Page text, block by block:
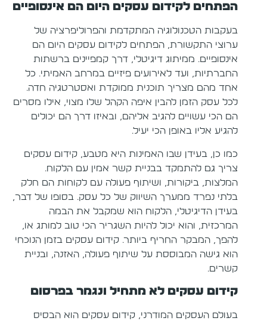
הפתחים לקידום עסקים היום הם אינסופיים
בעקבות הטכנולוגיה המתקדמת והפרוליפרציה של
ערוצי התקשורת, הפתחים לקידום עסקים היום הם
אינסופיים. ממיתוג דיגיטלי, דרך קמפיינים ברשתות
החברתיות, ועד לאירועים פיזיים במרחב האמיתי. כל
אחד מהם מצריך תוכנית ממוקדת ואסטרטגיה חדה.
לכל עסק הזמן להבין איפה הקהל שלו מצוי, אילו מסרים
הם הכי עשויים להגיב אליהם, ובאיזו דרך הם יכולים
להגיע אליו באופן הכי יעיל.
כמו כן, בעידן שבו האמינות היא מטבע, קידום עסקים
צריך גם להתמקד בבניית קשר אמין עם הלקוח.
המלצות, ביקורות, ושיתוף פעולה עם לקוחות הם חלק
בלתי נפרד ממערך השיווק של כל עסק. בסופו של דבר,
בעידן הדיגיטלי, הלקוח הוא שמקבל את הבמה
המרכזית, והוא יכול להיות השגריר הכי טוב למותג או,
להפך, המבקר החריף ביותר. קידום עסקים בזמן הנוכחי
הוא גישה המבוססת על שיתוף פעולה, האזנה, ובניית
קשרים.
קידום עסקים לא מתחיל ונגמר בפרסום
בעולם העסקים המודרני, קידום עסקים הוא הבסיס